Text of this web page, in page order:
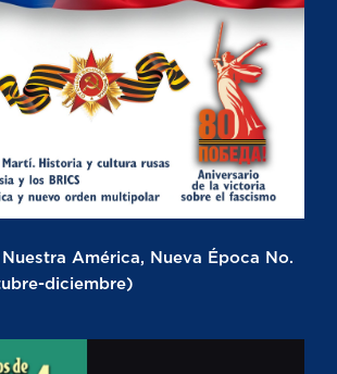
América, Nueva Época No.
diciembre)